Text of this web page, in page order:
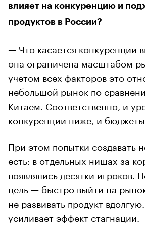
влияет на конкуренцию и
продуктов в России?
— Что касается конкуренции
она ограничена масштабом
учетом всех факторов это
небольшой рынок по
Китаем. Соответственно, и
конкуренции ниже, и
При этом попытки создавать
есть: в отдельных нишах за
появлялись десятки игроков.
цель — быстро выйти на
не развивать продукт
усиливает эффект стагнации.